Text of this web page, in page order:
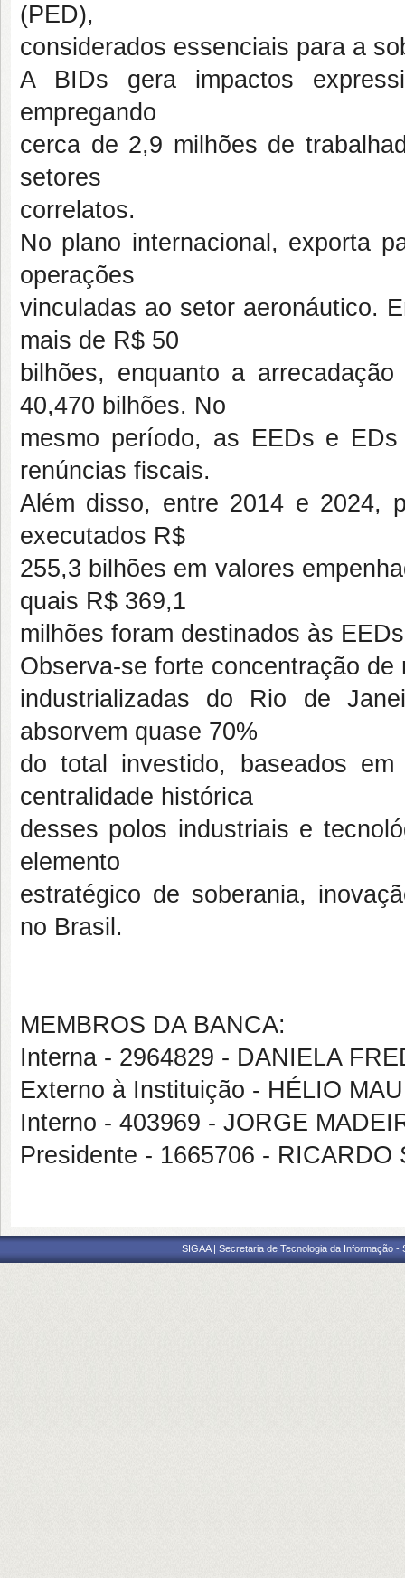
(PED),
considerados essenciais para a
A BIDs gera impactos
empregando
cerca de 2,9 milhões de
setores
correlatos.
No plano internacional, exporta
operações
vinculadas ao setor aeronáutico.
mais de R$ 50
bilhões, enquanto a
40,470 bilhões. No
mesmo período, as EEDs e
renúncias fiscais.
Além disso, entre 2014 e 2024,
executados R$
255,3 bilhões em valores
quais R$ 369,1
milhões foram destinados às
Observa-se forte concentração
industrializadas do Rio de
absorvem quase 70%
do total investido, baseados
centralidade histórica
desses polos industriais e
elemento
estratégico de soberania,
no Brasil.
MEMBROS DA BANCA:
Interna - 2964829 - DANIELA
Externo à Instituição - HÉLIO
Interno - 403969 - JORGE
Presidente - 1665706 - RICARDO
SIGAA | Secretaria de Tecnologia da Informação